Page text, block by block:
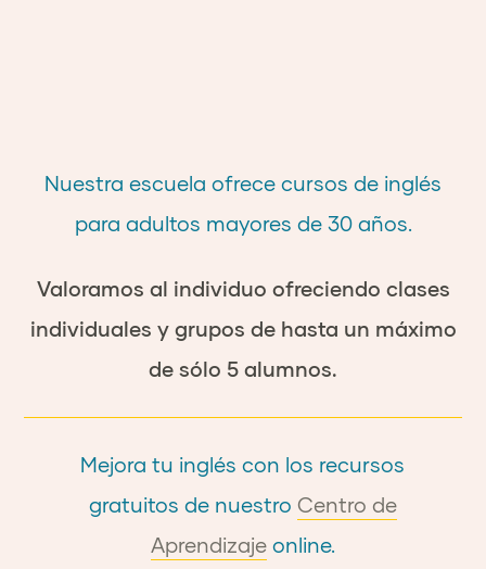
Nuestra escuela ofrece cursos de inglés
para adultos mayores de 30 años.
Valoramos al individuo ofreciendo clases
individuales y grupos de hasta un máximo
de sólo 5 alumnos.
Mejora tu inglés con los recursos
gratuitos de nuestro Centro de
Aprendizajeonline.